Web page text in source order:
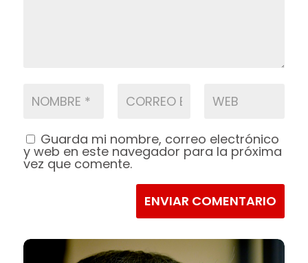
Guarda mi nombre, correo electrónico
y web en este navegador para la próxima
vez que comente.
ENVIAR COMENTARIO